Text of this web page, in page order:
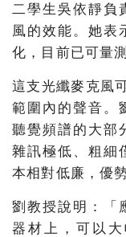
二學生吳依靜負
風的效能。她表
化，目前已可量
這支光纖麥克風
範圍內的聲音。
聽覺頻譜的大部
雜訊極低、粗細
本相對低廉，優
劉教授說明：「
器材上，可以